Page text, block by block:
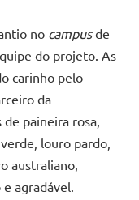
no campusde
do projeto. As
carinho pelo
da
paineira rosa,
louro pardo,
australiano,
agradável.